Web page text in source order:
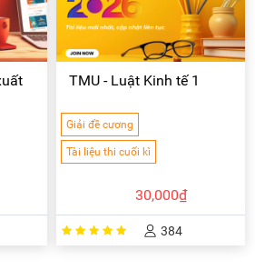
TMU - Luật Kinh tế 1
Giải đề cương
Tài liệu thi cuối kì
30,000₫
384